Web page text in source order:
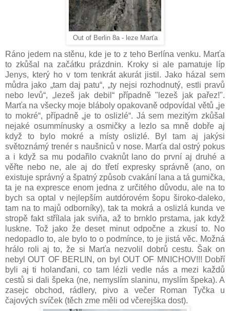
Out of Berlin 8a - leze Marťa
Ráno jedem na stěnu, kde je to z teho Berlína venku. Marťa
to zkůšal na začátku prázdnin. Kroky si ale pamatuje líp
Jenys, který ho v tom tenkrát akurát jistil. Jako házal sem
můdra jako „tam daj patu“, „ty nejsi rozhodnutý, estli pravů
nebo levů“, „lezeš jak debil“ případně "lezeš jak pařez!".
Marťa na všecky moje bláboly opakovaně odpovídal větů „je
to mokré“, případně „je to oslizlé“. Já sem mezitým zkůšal
nejaké osummínusky a osmičky a lezlo sa mně dobře aj
když to bylo mokré a místy oslizlé. Byl tam aj jakýsi
světoznámý trenér s naušniců v nose. Marťa dal ostrý pokus
a i když sa mu podařilo cvaknůt lano do první aj druhé a
věřte nebo ne, ale aj do třetí expresky správně (ano, on
existuje správný a špatný způsob cvakání lana a tá gumička,
ta je na expresce enom jedna z určitého důvodu, ale na to
bych sa optal v nejlepším autdórovém šopu široko-daleko,
tam na to majů odborníky), tak ta mokrá a oslizlá kunda ve
stropě fakt střílala jak sviňa, až to brnklo prstama, jak když
luskne. Tož jako že deset minut odpočne a zkusí to. No
nedopadlo to, ale bylo to o podmínce, to je jistá věc. Možná
hrálo roli aj to, že si Marťa nezvolil dobrů cestu. Šak on
nebyl OUT OF BERLIN, on byl OUT OF MNICHOV!!! Dobří
byli aj ti holanďani, co tam lézli vedle nás a mezi každů
cestů si dali špeka (ne, nemyslím slaninu, myslím špeka). A
zasejc obchod, rádlery, pivo a večer Roman Tyčka u
čajových svíček (těch zme měli od včerejška dost).